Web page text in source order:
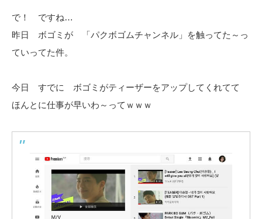
で！ ですね…
昨日 ボゴミが 「パクボゴムチャンネル」を触ってた～っ
ていってた件。
今日 すでに ボゴミがティーザーをアップしてくれてて
ほんとに仕事が早いわ～ってｗｗｗ